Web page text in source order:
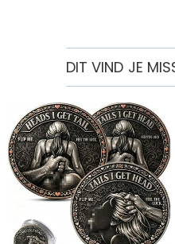
DIT VIND JE